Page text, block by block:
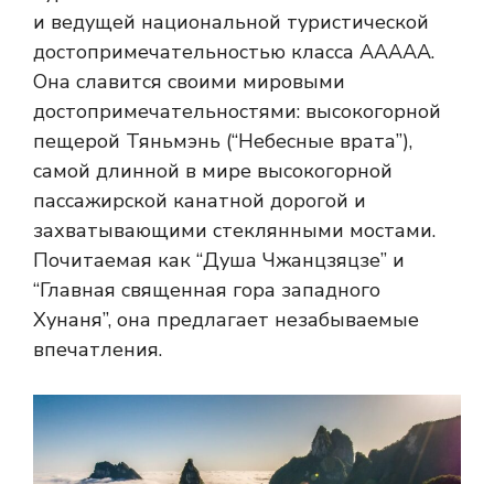
и ведущей национальной туристической
достопримечательностью класса AAAAA.
Она славится своими мировыми
достопримечательностями: высокогорной
пещерой Тяньмэнь (“Небесные врата”),
самой длинной в мире высокогорной
пассажирской канатной дорогой и
захватывающими стеклянными мостами.
Почитаемая как “Душа Чжанцзяцзе” и
“Главная священная гора западного
Хунаня”, она предлагает незабываемые
впечатления.